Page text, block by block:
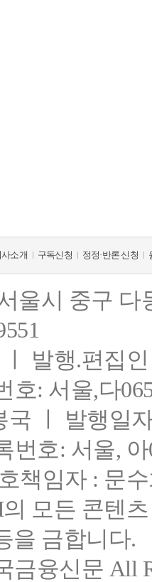
사소개 구독신청 정정·반론 신청
울시 중구
발행.편집
호: 서울,다
ㅣ 발행일
번호: 서울,
책임자 : 문
모든 콘텐
을 금합니다.
융신문 All